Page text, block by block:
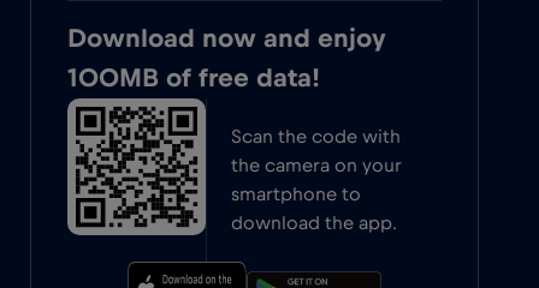
Download now and enjoy
100MB of free data!
Scan the code with
the camera on your
smartphone to
download the app.